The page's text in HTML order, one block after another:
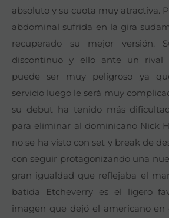
absoluto y su cuota muy atractiva.
abdominal sufrida en la gira
recuperado su mejor versión.
discontinuo y ello ante un rival
puede ser muy peligroso ya
servicio luego le será muy
su debut ha tenido más
para eliminar al dominicano Nick
no se ha visto con set y break de
con seguir protagonizando una
gran igualdad que reflejaba el
batida Etcheverry es el ligero
imagen que dejó el americano